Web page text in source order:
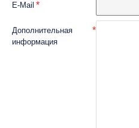
E-Mail
Дополнительная
информация